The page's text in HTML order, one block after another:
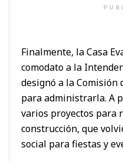
Finalmente, la Casa
comodato a la
designó a la Comisión
para administrarla. A
varios proyectos para
construcción, que
social para fiestas y